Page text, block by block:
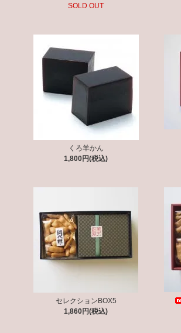
SOLD OUT
くろ羊かん
1,800円(税込)
セレクションBOX5
1,860円(税込)